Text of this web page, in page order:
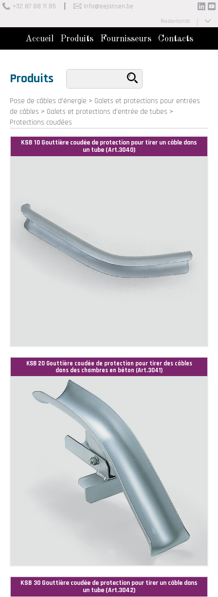
+32 87 88 11 85 info@eejansen.be
Nederlands
Français
Accueil Produits Fournisseurs Contacts
Produits
Pose de câbles d'énergie > Galets et protections pour entrées
de câbles > Galets et protections d'entrée de tubes >
Protections coudées
KSB 10 Gouttière coudée de protection pour tirer un câble dans
un tube (Art.3040)
KSB 20 Gouttière coudée de protection pour tirer des câbles
dans des chambres en béton (Art.3041)
KSB 30 Gouttière coudée de protection pour tirer un câble dans
un tube (Art.3042)